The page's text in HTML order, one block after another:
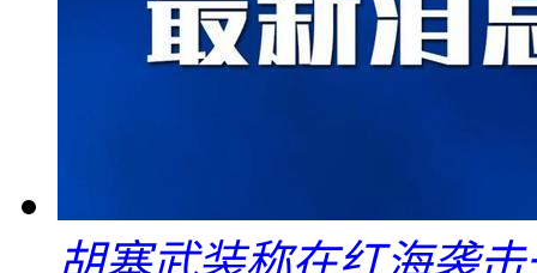
胡塞武装称在红海袭